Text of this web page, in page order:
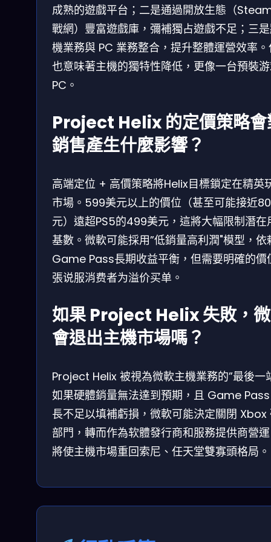
成熟的遊戲平台；二是通過開放生態（
戰網）豐富遊戲庫，彌補獨占遊戲不足；三
機業務與 PC 業務整合，提升整體運營效率
也意味著主機的獨特性降低，更像一台預裝
PC。
Project Helix 的定價策略會
銷售產生什麼影響？
高端定位 + 高價策略將Helix目標鎖定在精英
市場。599美元以上的價位（甚至可能接近
元）遠超PS5的499美元，這將大幅限制潛在
基數。微軟可能採用”低銷量高利潤"模型，依
Game Pass長期收益平衡，但需要明確的價
張说服消费者为溢价买单。
如果 Project Helix 失敗，
會退出主機市場嗎？
Project Helix 被視為微軟主機業務的”最後一
如果硬體銷量無法達到預期，且 Game
長不足以填補虧損，微軟可能決定關閉 Xbox
部門，轉而作為软體發行商和服務提供商營
將使主機市場重回索尼、任天堂雙寡頭格局。